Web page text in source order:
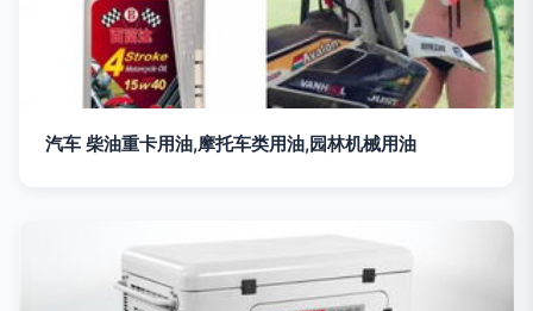
汽车 柴油重卡用油,摩托车类用油,园林机械用油